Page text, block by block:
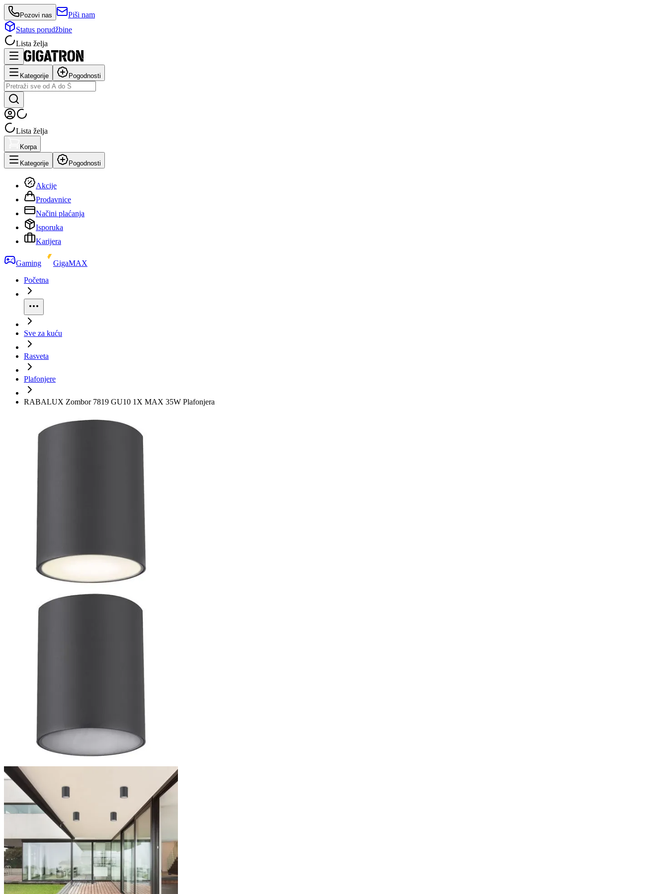
Pozovi nas
Piši nam
Status porudžbine
Lista želja
Kategorije Pogodnosti
Lista želja
Korpa
Kategorije Pogodnosti
Akcije
Prodavnice
Načini plaćanja
Isporuka
Karijera
Gaming
GigaMAX
Početna
Sve za kuću
Rasveta
Plafonjere
RABALUX Zombor 7819 GU10 1X MAX 35W Plafonjera